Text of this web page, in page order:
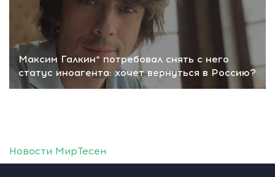
Максим Галкин* потребовал снять с него
статус иноагента: хочет вернуться в Россию?
Новости МирТесен